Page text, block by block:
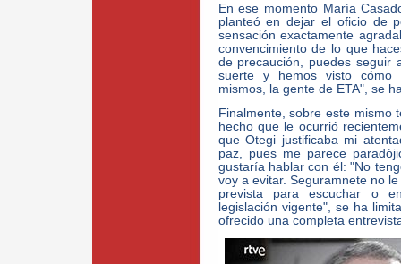
En ese momento María
planteó en dejar el oficio de
sensación exactamente
convencimiento de lo que
de precaución, puedes seguir
suerte y hemos visto cómo
mismos, la gente de ETA", se
Finalmente, sobre este mismo
hecho que le ocurrió
que Otegi justificaba mi
paz, pues me parece
gustaría hablar con él: "No
voy a evitar. Seguramnete no
prevista para escuchar o
legislación vigente", se ha
ofrecido una completa